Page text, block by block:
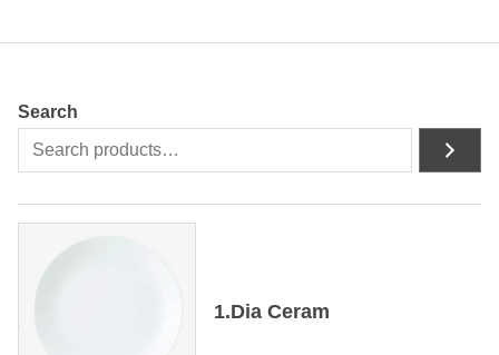
Search
1.Dia Ceram